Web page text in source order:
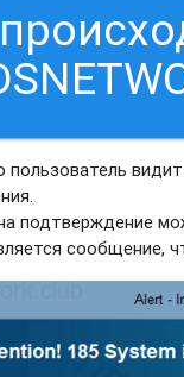
пользователь
подтверждение
сообщение,